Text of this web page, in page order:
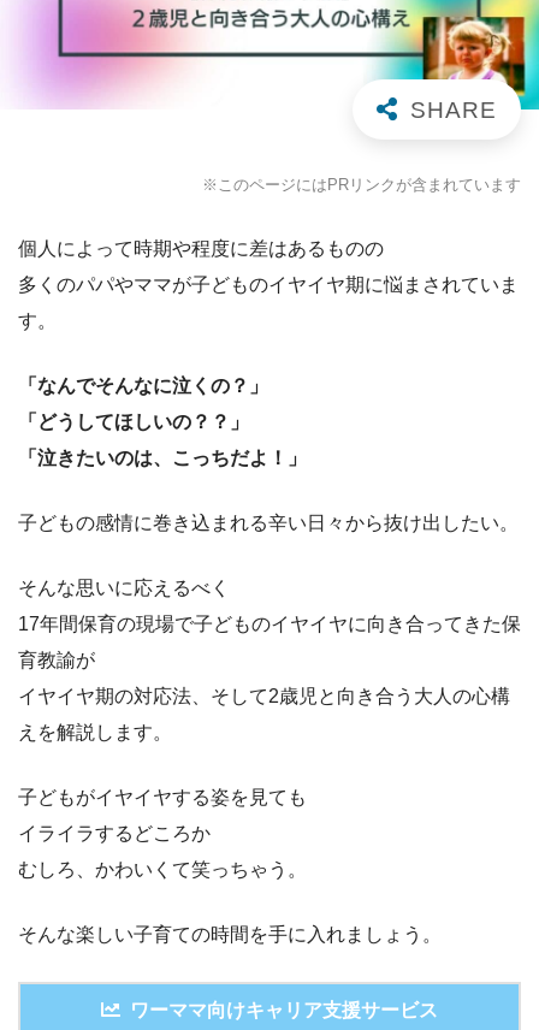
※このページにはPRリンクが含まれています
個人によって時期や程度に差はあるものの
多くのパパやママが子どものイヤイヤ期に悩まされていま
す。
「なんでそんなに泣くの？」
「どうしてほしいの？？」
「泣きたいのは、こっちだよ！」
子どもの感情に巻き込まれる辛い日々から抜け出したい。
そんな思いに応えるべく
17年間保育の現場で子どものイヤイヤに向き合ってきた保
育教諭が
イヤイヤ期の対応法、そして2歳児と向き合う大人の心構
えを解説します。
子どもがイヤイヤする姿を見ても
イライラするどころか
むしろ、かわいくて笑っちゃう。
そんな楽しい子育ての時間を手に入れましょう。
ワーママ向けキャリア支援サービス